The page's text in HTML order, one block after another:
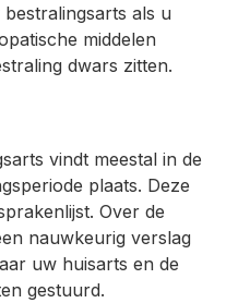
als u
middelen
dwars zitten.
vindt meestal in de
plaats. Deze
Over de
nauwkeurig verslag
uw huisarts en de
gestuurd.